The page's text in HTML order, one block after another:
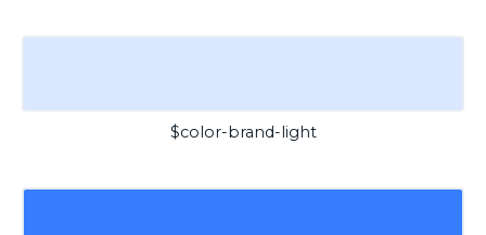
$color-brand-light